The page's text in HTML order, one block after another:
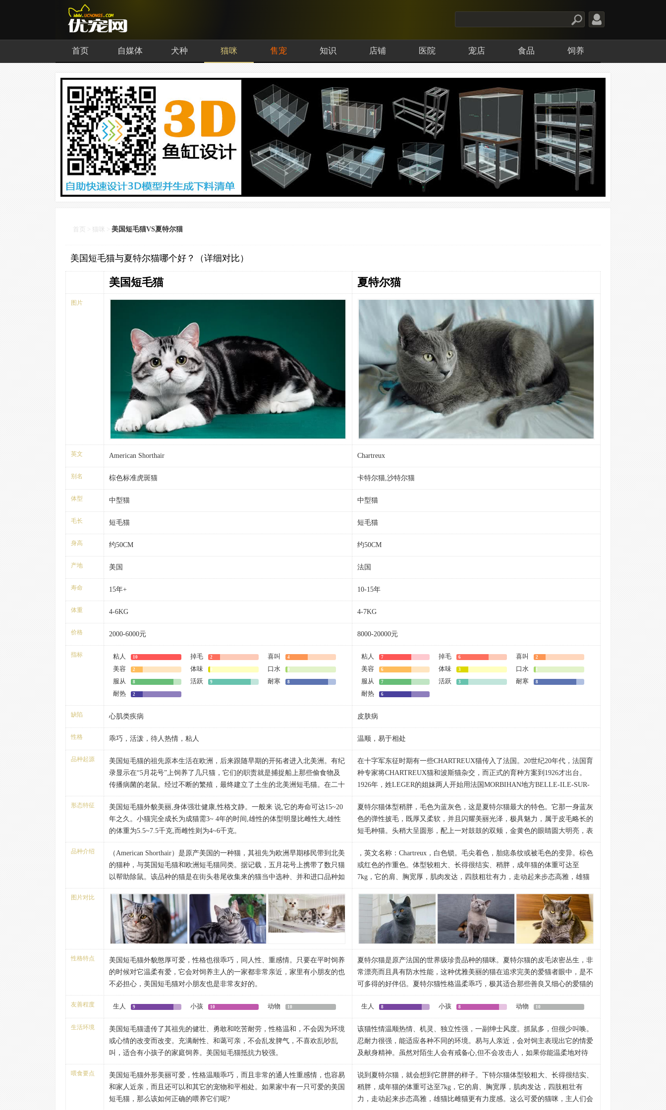
首页 自媒体 犬种 猫咪 售宠 知识 店铺 医院 宠店 食品 饲养
首页 猫咪 美国短毛猫VS夏特尔猫
美国短毛猫与夏特尔猫哪个好？（详细对比）
美国短毛猫 夏特尔猫
图片
英文 American Shorthair Chartreux
别名 棕色标准虎斑猫 卡特尔猫,沙特尔猫
体型 中型猫 中型猫
毛长 短毛猫 短毛猫
身高 约50CM 约50CM
产地 美国 法国
寿命 15年+ 10-15年
体重 4-6KG 4-7KG
价格 2000-6000元 8000-20000元
指标 粘人 10 掉毛 2 喜叫 4
美容 2 体味 0 口水 0
服从 8 活跃 9 耐寒 8
耐热 2
粘人 7 掉毛 6 喜叫 2
美容 6 体味 3 口水 1
服从 7 活跃 3 耐寒 8
耐热 6
缺陷 心肌类疾病 皮肤病
性格 乖巧，活泼，待人热情，粘人 温顺，易于相处
品种起源
美国短毛猫的祖先原本生活在欧洲，后来跟随早期的开拓者进入北美洲。有纪
录显示在“5月花号”上饲养了几只猫，它们的职责就是捕捉船上那些偷食物及
传播病菌的老鼠。经过不断的繁殖，最终建立了土生的北美洲短毛猫。在二十
世纪初，由于有一些外国的猫品种被介绍到美国，美国短毛猫的土生血统便开
始被削弱，与长毛猫及暹罗猫交配后所得的小猫，有着多种不同长度的披毛，
身形，颜色及性情。而那些钟情于土生美国短毛猫的人，他们唯有开始选择性
地繁殖以保留美国短毛猫的特征，早期的繁殖者成功地获得完美的斑纹，颜
色，亦保留了强壮的形态，美丽的面孔及可爱的性格。在美国短毛猫繁殖历史
上，起初这个猫种被注册为“短毛猫”，后来又改为“短毛家猫”，直到1966年才
以“美国短毛猫”名字出现。这个猫种也是CFA在初始做猫咪品种认证时，最先
得到人证的五个品种之一。直到今天，美国短毛猫也一直是排名前十大受欢迎
上都不一样。 或许有些美国的土猫，乍看会觉得很像正统的“美国的短毛猫”，
但是真正的纯种猫，应该是在繁殖下一代的仔猫的时候能持续维持同样的外
观，毛色及个性等条件才行。
在十字军东征时期有一些CHARTREUX猫传入了法国。20世纪20年代，法国育
种专家将CHARTREUX猫和波斯猫杂交，而正式的育种方案到1926才出台。
1926年，姓LEGER的姐妹两人开始用法国MORBIHAN地方BELLE-ILE-SUR-
MER四处流浪的渲染色蓝猫进行育种。在界定了其身体特征后，JUMAUD博士
(1930年)将这些猫取名为FELIS CATTUS CARTUSINORUM。该品种在1931
年在巴黎的猫俱乐部得到公开展示。第一个品种标准在1939年公布。20世纪的
60年代和70年代，该品种和蓝色英国短毛猫的杂交如此频繁，以到于1970年
FIFe将这两个品种合并。难道CHARTREUX猫品种就这样命中注定要消失吗?
事实并非如此。CHARTREUX猫俱乐部的总裁SIMONNET向FIFe提供了有力的
证据，证明了该品种的权威性，从而促使FIFe重下决定，将这两个品种分开，
并禁止它们继续杂交。第一只CHARTREUX猫进入美国是在1970年。CFA和
形态特征
美国短毛猫外貌美丽,身体强壮健康,性格文静。一般来 说,它的寿命可达15~20
年之久。小猫完全成长为成猫需3~ 4年的时间,雄性的体型明显比雌性大,雄性
的体重为5.5~7.5千克,而雌性则为4~6千克。
美国短毛猫有超过80种的颜色及斑纹,由咖啡虎斑到纯白色加蓝眼睛,由玛瑙色
到三色,其中银虎斑更是最为人熟悉的美国短毛猫颜色。一只理想的美国短毛猫
应 拥有强壮而均匀的体型,身形中至大,虽然雌性不及雄性结实,但整体配合应与
雄性一样。
身长略长于其高度。从侧面看,身体均分为三等份,尾巴长度与肩膊至尾巴底部
的长度相等。头大,面颊 饱满,耳朵大小中等,耳尖略圆,两耳距离为眼睛距离的
两倍。前额平滑,在头顶适当地突出,从正面看,两耳之间并没有明显的隆起。眼
睛大而圆,上眼睑犹如一粒由中间破开的杏仁,下眼睑则是 圆形,外眼角位置较内
眼角高,眼睛明亮、清澈、机灵。鼻子长度中等,从侧面看,向内弯的鼻梁从前额
延伸至鼻尖,颚骨强壮,下巴结实并充分地展开,与上唇成平行线。颈中等长度,强
壮有肌肉。腿结实,爪呈圆形,有厚厚的肉垫。被毛短、厚、均匀,质地较硬。
美国短毛猫的毛发披毛既短且厚，毛发较硬，披毛浓密，以抵御水气，寒冷和
表皮损伤，毛色超过一百种，而CFA承认可的颜色共62种，其中包括白色、黑
色、蓝色、红色、棕虎斑、银虎斑、红虎斑、蓝虎斑、虎斑补丁、双色、玳瑁
色等。
你家的猫是长毛的，一定要坚持每天梳毛。如果是短毛猫这样猫毛乱飞实在有
点奇怪的，不过个猫的体质不同，你可以尝试先每天都梳毛，看效果如何，如
果依然是很多很多的毛掉下来的话，你就要重新审视下你给美国短尾猫的营养
以上这些就是我们今天说的美国短毛猫的形态特征和如何护理毛发，如果您想
要养一只美国短毛猫不妨快快把它带回家吧，相信这只可爱的猫猫一定会给你
的生活增添无限的乐趣。
夏特尔猫体型稍胖，毛色为蓝灰色，这是夏特尔猫最大的特色。它那一身蓝灰
色的弹性披毛，既厚又柔软，并且闪耀美丽光泽，极具魅力，属于皮毛略长的
短毛种猫。头稍大呈圆形，配上一对鼓鼓的双颊，金黄色的眼睛圆大明亮，表
情丰富，看起来颇为聪明可爱。身体健壮，忍耐力很强，能适应各种不同的环
境。
头：宽而圆，非球形，象倒置的梯形。头骨非半球形，微呈圆形，两耳之间的
部位扁平。脸颊丰满，圆润，位置低，成年的雄猫有大的双下巴。鼻子直而
宽，不向上翻翘。微有鼻中断是可以接受的，但不鼓励有鼻中断。吻部和头部
的连接平直，向末端逐渐变小但不尖。髭毛垫大，脸颊和下巴的分界较明显，
从而形成 了该品种猫独有的微笑。下巴有力，特别是两岁以上的雄猫。
耳：小到中型。位置高。竖立，耳尖圆。基部狭窄。
眼：大而圆，外侧眼梢向上倾斜。颜色：橙色到金色。不允许掺杂绿色，也不
允许裉淡的颜色。
颈：短而粗壮。身体强壮而魁梧，雄猫尤其如此。肩宽而胸厚。背直。骨骼强
壮。肌肉密实。
腿和爪：腿直，短到中等长度，强壮，肌肉非常发达。小而圆，宽爪。
尾：长度中等。后部粗，向尖部微微变细，尾尖呈圆形。
被毛：短而厚，极密(以水濑毛皮)，光泽，微微呈羊毛状，防水，因为底层绒
的蓝色为佳。颜色的一致是关键。鼻头为石板灰色，足垫为玫瑰灰色。皮肤为
蓝色。小猫出生时有胎痣，但到6个月到一岁时能消退。眼睛的橙色到3个月大
时才出现并取代小猫常有的蓝灰眼色。绿眼色，沉闷或褪淡的眼色。被毛：白
品种介绍
（American Shorthair）是原产美国的一种猫，其祖先为欧洲早期移民带到北美
的猫种，与英国短毛猫和欧洲短毛猫同类。据记载，五月花号上携带了数只猫
以帮助除鼠。该品种的猫是在街头巷尾收集来的猫当中选种、并和进口品种如
英国短毛猫、缅甸猫和波斯猫杂交培育而成。美国短毛猫在欧洲很罕见，但在
日本颇受好评，在美国国内也较受欢迎。美国短毛猫素以体格魁伟，骨胳粗
壮，肌肉发达，生性聪明，性格温顺而著称，是短毛猫类中大型品种。被毛厚
密，毛色多达30余种，其中银色条纹品种尤为名贵。
，英文名称：Chartreux，白色锁。毛尖着色，胎痣条纹或被毛色的变异。棕色
或红色的作重色。体型较粗大、长得很结实、稍胖，成年猫的体重可达至
7kg，它的肩、胸宽厚，肌肉发达，四肢粗壮有力，走动起来步态高雅，雄猫
比雌猫更有力度感。一身蓝灰色的弹性被毛，毛尖为银色，皮毛。浓密丛生既
厚又柔软，并且有防水性能，属于皮毛略长的短毛种猫。头稍大呈不规则四边
形，配上一对鼓鼓的双颊，鼻直而耳高，上下颌突出，金黄色或橙黄色的眼睛
圆大明亮，与体毛的蓝色构成美丽的对比，表情丰富，看起来颇为聪明可爱。
图片对比
性格特点
美国短毛猫外貌憨厚可爱，性格也很乖巧，同人性、重感情。只要在平时饲养
的时候对它温柔有爱，它会对饲养主人的一家都非常亲近，家里有小朋友的也
不必担心，美国短毛猫对小朋友也是非常友好的。
美国短毛猫的性格
调皮的运动健将
也许是继承了父辈们在货船上捕捉老鼠的技能，美国短毛猫的运动天分在它们
刚刚出生的时候就显现出来了。这些没睁眼的小家伙们就会把它们妈妈 的肚皮
当做游乐场，你会发现它们就连吃奶的时候也喜欢不断变换位置来活动活动。
因此，你很少看到幼年时期的美国短毛猫能安安静静的坐着。这些运动天赋会
整天都坐着不动，因此，经常陪他们一起玩耍，是和它们培养感情最好的方
式。当然，他们也非常懂事，从不会大声叫喊着要你放下手中的活计，有要求
的时候，这些聪明的小家伙只会乖巧的坐在最爱的玩具旁边，睁大眼睛望着
夏特尔猫是原产法国的世界级珍贵品种的猫咪。夏特尔猫的皮毛浓密丛生，非
常漂亮而且具有防水性能，这种优雅美丽的猫在追求完美的爱猫者眼中，是不
可多得的好伴侣。夏特尔猫性格温柔乖巧，极其适合那些善良又细心的爱猫的
主人饲养，可以给夏尔特猫悉心的照料。
夏特尔猫的性格温顺，易于相处，独立，个性强，但不常用嗓子。感情丰富，
对主人衷心。保守，喜欢独处和安静。强壮，生命力顽强，生机勃勃，非常适
应寒冷的室外生存环境。
夏特尔猫身体健壮，忍耐力很强，能适应各种不同的环境。性格温柔，非常乖
巧、有教养。易与人亲近，会对饲主表现出它的情爱及献身精神。虽然对陌生
来。
友善程度 生人 9 小孩 10 动物 10 生人 8 小孩 8 动物 10
生活环境
美国短毛猫遗传了其祖先的健壮、勇敢和吃苦耐劳，性格温和，不会因为环境
或心情的改变而改变。充满耐性、和蔼可亲，不会乱发脾气，不喜欢乱吵乱
叫，适合有小孩子的家庭饲养。美国短毛猫抵抗力较强。
美国短毛猫也是十分聪明的猫种，主人可以教会它们答应自己的名字和远离沙
发等家具，懂得控制食量。居家的美国短毛猫喜欢躺在主人的腿上，享受主人
的爱抚。它们很珍惜自己的玩具，尤其是主人不在的时候，它们会发明多种不
同的玩法，使自己不感到孤单。美国短毛猫很乐于跟其他的动物相处，当中也
该猫性情温顺热情、机灵、独立性强，一副绅士风度。抓鼠多，但很少叫唤。
忍耐力很强，能适应各种不同的环境。易与人亲近，会对饲主表现出它的情爱
及献身精神。虽然对陌生人会有戒备心,但不会攻击人，如果你能温柔地对待
它，会很快地与你亲近起来。所有猫的优秀性情，甚至狗的优点都可在它身上
看到。
喂食要点
美国短毛猫外形美丽可爱，性格温顺乖巧，而且非常的通人性重感情，也容易
和家人近亲，而且还可以和其它的宠物和平相处。如果家中有一只可爱的美国
短毛猫，那么该如何正确的喂养它们呢?
说到夏特尔猫，就会想到它胖胖的样子。下特尔猫体型较粗大、长得很结实、
稍胖，成年猫的体重可达至7kg，它的肩、胸宽厚，肌肉发达，四肢粗壮有
力，走动起来步态高雅，雄猫比雌猫更有力度感。这么可爱的猫咪，主人们会